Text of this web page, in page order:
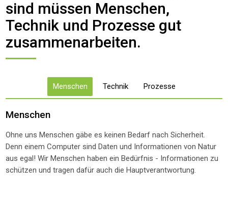
sind müssen Menschen,
Technik und Prozesse gut
zusammenarbeiten.
Menschen Technik Prozesse
Menschen
Ohne uns Menschen gäbe es keinen Bedarf nach Sicherheit.
Denn einem Computer sind Daten und Informationen von Natur
aus egal! Wir Menschen haben ein Bedürfnis - Informationen zu
schützen und tragen dafür auch die Hauptverantwortung.